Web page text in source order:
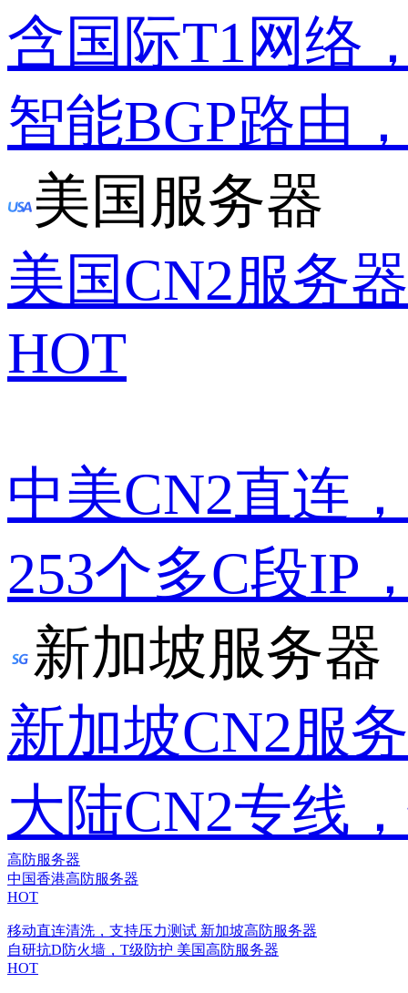
含国际T1网络
智能BGP路由
美国服务器
美国CN2服务器
HOT
中美CN2直连
253个多C段IP
新加坡服务器
新加坡CN2服
大陆CN2专线
高防服务器
中国香港高防服务器
HOT
移动直连清洗，支持压力测试 新加坡高防服务器
自研抗D防火墙，T级防护 美国高防服务器
HOT